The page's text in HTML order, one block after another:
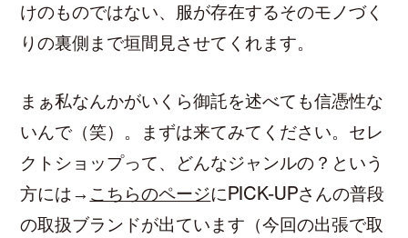
けのものではない、服が存在するそのモノづく
りの裏側まで垣間見させてくれます。
まぁ私なんかがいくら御託を述べても信憑性な
いんで（笑）。まずは来てみてください。セレ
クトショップって、どんなジャンルの？という
方には→ こちらのページにPICK-UPさんの普段
の取扱ブランドが出ています（今回の出張で取